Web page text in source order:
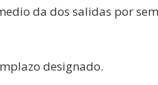
da dos salidas por
designado.